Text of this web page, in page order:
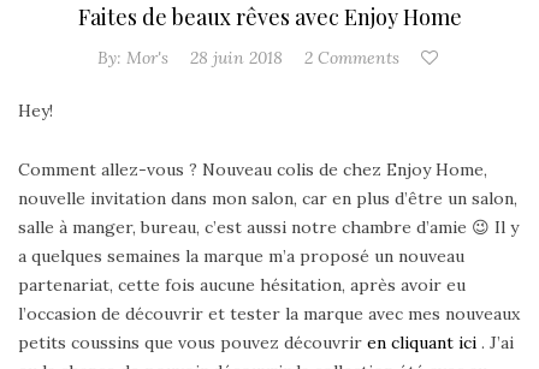
Faites de beaux rêves avec Enjoy Home
By: Mor's 28 juin 2018 2 Comments
Hey!
Comment allez-vous ? Nouveau colis de chez Enjoy Home,
nouvelle invitation dans mon salon, car en plus d’être un salon,
salle à manger, bureau, c’est aussi notre chambre d’amie 😉 Il y
a quelques semaines la marque m’a proposé un nouveau
partenariat, cette fois aucune hésitation, après avoir eu
l’occasion de découvrir et tester la marque avec mes nouveaux
petits coussins que vous pouvez découvrir en cliquant ici . J’ai